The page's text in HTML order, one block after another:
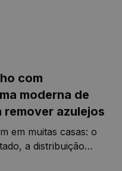
com
moderna de
remover azulejos
em muitas casas: o
a distribuição